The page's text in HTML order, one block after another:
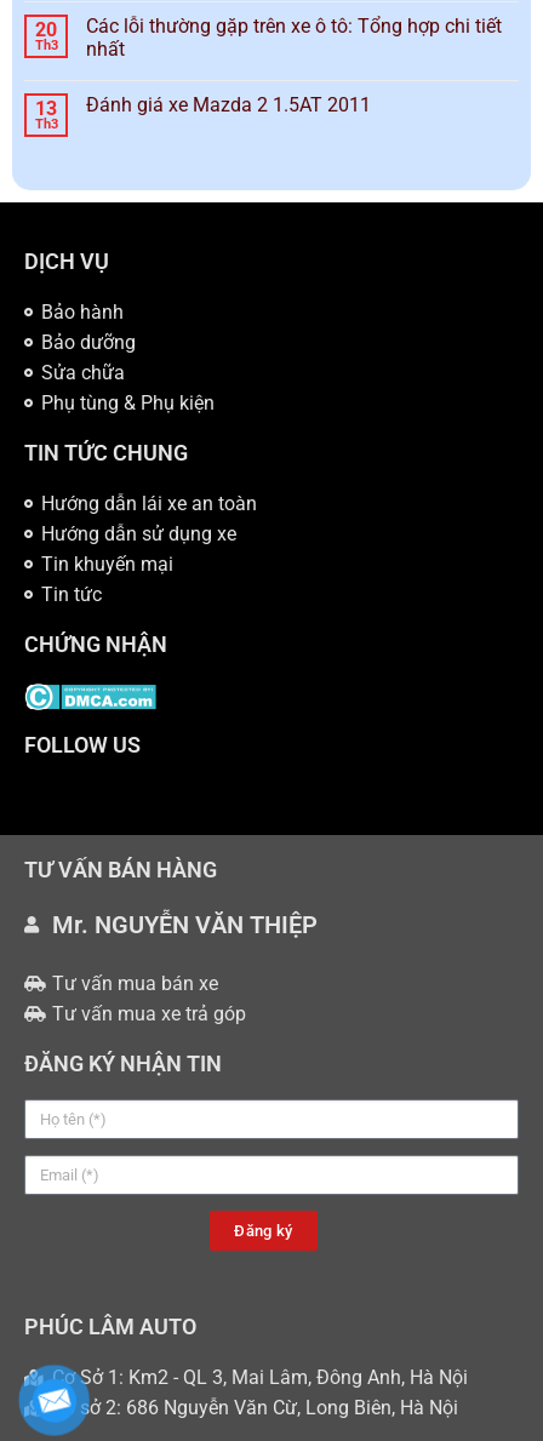
20
Th3
Các lỗi thường gặp trên xe ô tô: Tổng hợp chi tiết
nhất
13
Th3
Đánh giá xe Mazda 2 1.5AT 2011
DỊCH VỤ
Bảo hành
Bảo dưỡng
Sửa chữa
Phụ tùng & Phụ kiện
TIN TỨC CHUNG
Hướng dẫn lái xe an toàn
Hướng dẫn sử dụng xe
Tin khuyến mại
Tin tức
CHỨNG NHẬN
FOLLOW US
TƯ VẤN BÁN HÀNG
Mr. NGUYỄN VĂN THIỆP
Tư vấn mua bán xe
Tư vấn mua xe trả góp
ĐĂNG KÝ NHẬN TIN
Đăng ký
PHÚC LÂM AUTO
Cơ Sở 1: Km2 - QL 3, Mai Lâm, Đông Anh, Hà Nội
Cơ sở 2: 686 Nguyễn Văn Cừ, Long Biên, Hà Nội